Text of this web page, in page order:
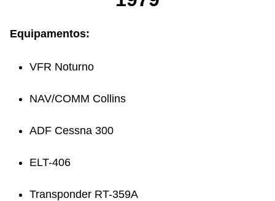
Equipamentos:
VFR Noturno
NAV/COMM Collins
ADF Cessna 300
ELT-406
Transponder RT-359A